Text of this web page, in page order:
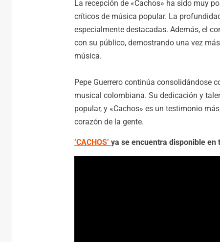
La recepción de «Cachos» ha sido muy
críticos de música popular. La
especialmente destacadas. Además, el
con su público, demostrando una vez
música.
Pepe Guerrero continúa consolidándose
musical colombiana. Su dedicación y
popular, y «Cachos» es un testimonio
corazón de la gente.
‘CACHOS’ ya se encuentra disponible